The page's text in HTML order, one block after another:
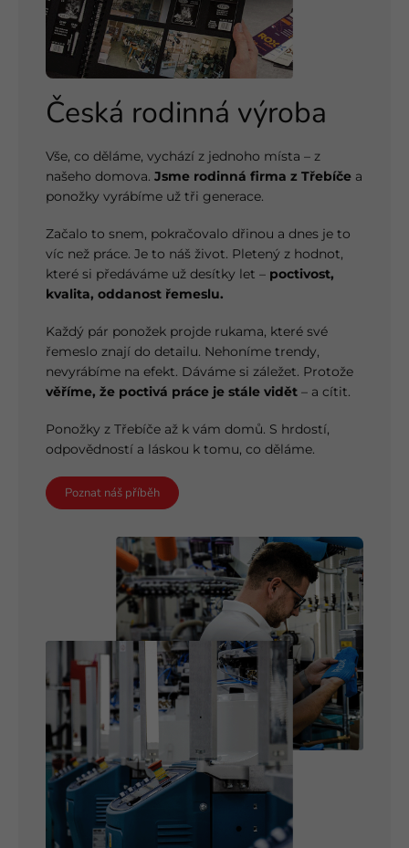
Česká rodinná výroba
Vše, co děláme, vychází z jednoho místa – z
našeho domova. Jsme rodinná firma z Třebíče a
ponožky vyrábíme už tři generace.
Začalo to snem, pokračovalo dřinou a dnes je to
víc než práce. Je to náš život. Pletený z hodnot,
které si předáváme už desítky let – poctivost,
kvalita, oddanost řemeslu.
Každý pár ponožek projde rukama, které své
řemeslo znají do detailu. Nehoníme trendy,
nevyrábíme na efekt. Dáváme si záležet. Protože
věříme, že poctivá práce je stále vidět – a cítit.
Ponožky z Třebíče až k vám domů. S hrdostí,
odpovědností a láskou k tomu, co děláme.
Poznat náš příběh